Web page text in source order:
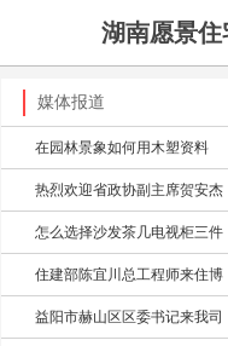
湖南愿景住
媒体报道
在园林景象如何用木塑资料
热烈欢迎省政协副主席贺安杰
怎么选择沙发茶几电视柜三件
住建部陈宜川总工程师来住博
益阳市赫山区区委书记来我司